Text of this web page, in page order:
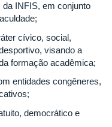
INFIS, em conjunto
cívico, social,
visando a
formação acadêmica;
entidades congêneres,
democrático e